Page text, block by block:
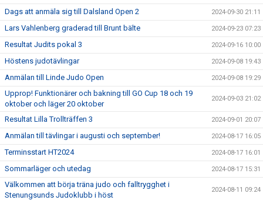
Dags att anmäla sig till Dalsland Open 2 2024-09-30 21:11
Lars Vahlenberg graderad till Brunt bälte 2024-09-23 07:23
Resultat Judits pokal 3 2024-09-16 10:00
Höstens judotävlingar 2024-09-08 19:43
Anmälan till Linde Judo Open 2024-09-08 19:29
Upprop! Funktionärer och bakning till GO Cup 18 och 19
oktober och läger 20 oktober
2024-09-03 21:02
Resultat Lilla Trollträffen 3 2024-09-01 20:07
Anmälan till tävlingar i augusti och september! 2024-08-17 16:05
Terminsstart HT2024 2024-08-17 16:01
Sommarläger och utedag 2024-08-17 15:31
Välkommen att börja träna judo och falltrygghet i
Stenungsunds Judoklubb i höst
2024-08-11 09:24